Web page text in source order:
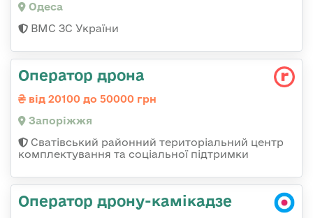
Одеса
ВМС ЗС України
Оператор дрона
від 20100 до 50000 грн
Запоріжжя
Сватівський районний територіальний центр
комплектування та соціальної підтримки
Оператор дрону-камікадзе